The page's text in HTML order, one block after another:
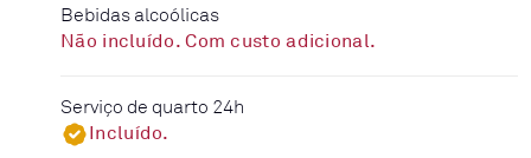
Bebidas alcoólicas
Não incluído. Com custo adicional.
Serviço de quarto 24h
Incluído.